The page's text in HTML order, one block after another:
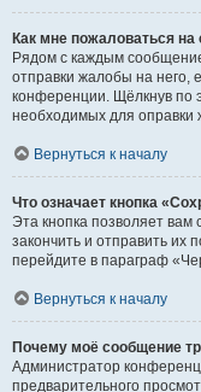
Как мне пожаловаться
Рядом с каждым
отправки жалобы на него,
конференции. Щёлкнув по
необходимых для
Вернуться к началу
Что означает кнопка
Эта кнопка позволяет вам
закончить и отправить их
перейдите в параграф
Вернуться к началу
Почему моё сообщение
Администратор
предварительного